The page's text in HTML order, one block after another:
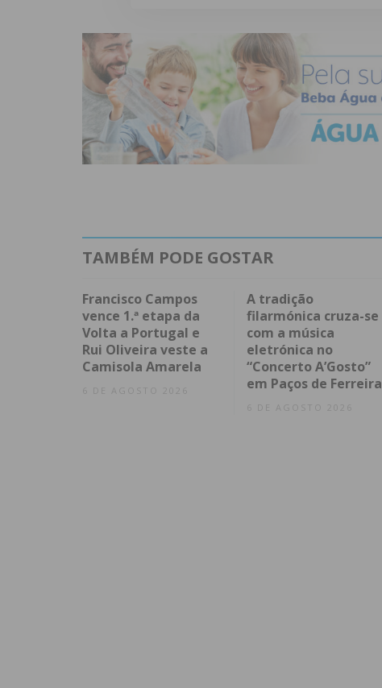
TAMBÉM PODE GOSTAR
Francisco Campos
vence 1.ª etapa da
Volta a Portugal e
Rui Oliveira veste a
Camisola Amarela
6 DE AGOSTO 2026
A tradição
filarmónica cruza-se
com a música
eletrónica no
“Concerto A’Gosto”
em Paços de Ferreira
6 DE AGOSTO 2026